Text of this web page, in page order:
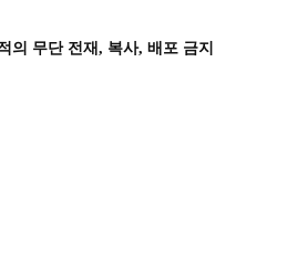
의 무단 전재, 복사, 배포 금지